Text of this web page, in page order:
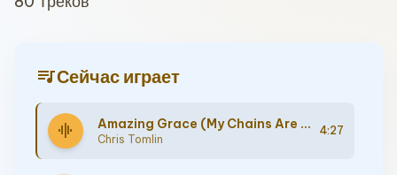
queue_musicСейчас играет
graphic_eq Amazing Grace (My Chains Are Gone)
Chris Tomlin
4:27